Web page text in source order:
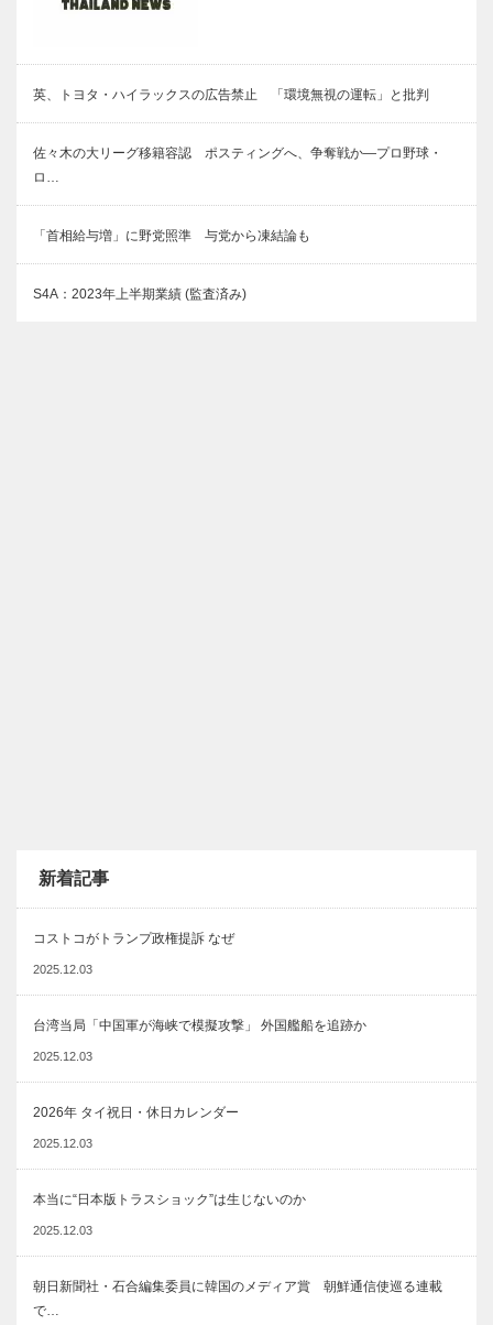
英、トヨタ・ハイラックスの広告禁止 「環境無視の運転」と批判
佐々木の大リーグ移籍容認 ポスティングへ、争奪戦か―プロ野球・
ロ…
「首相給与増」に野党照準 与党から凍結論も
S4A：2023年上半期業績 (監査済み)
新着記事
コストコがトランプ政権提訴 なぜ
2025.12.03
台湾当局「中国軍が海峡で模擬攻撃」 外国艦船を追跡か
2025.12.03
2026年 タイ祝日・休日カレンダー
2025.12.03
本当に“日本版トラスショック”は生じないのか
2025.12.03
朝日新聞社・石合編集委員に韓国のメディア賞 朝鮮通信使巡る連載
で…